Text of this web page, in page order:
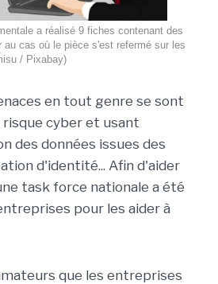
a réalisé 9 fiches contenant des
cas où le pièce s'est refermé sur les
/ Pixabay)
en tout genre se sont
risque cyber et usant
des données issues des
d'identité... Afin d'aider
task force nationale a été
pour les aider à
que les entreprises